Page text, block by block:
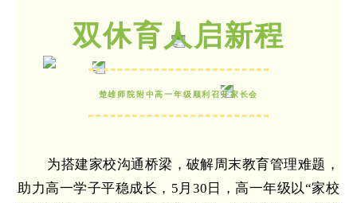
双休育人启新程
楚雄师院附中高一年级顺利召开家长会
为搭建家校沟通桥梁，破解周末教育管理难题，
助力高一学子平稳成长，5月30日，高一年级以“家校